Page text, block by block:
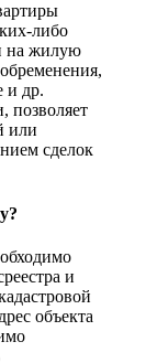
либо
на жилую
и др.
позволяет
или
сделок
и
объекта